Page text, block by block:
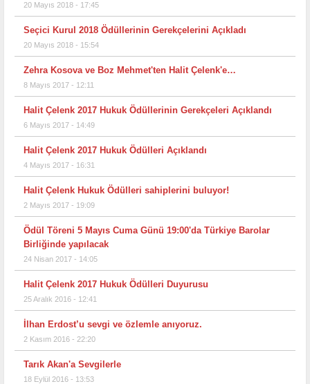
20 Mayıs 2018 - 17:45
Seçici Kurul 2018 Ödüllerinin Gerekçelerini Açıkladı
20 Mayıs 2018 - 15:54
Zehra Kosova ve Boz Mehmet'ten Halit Çelenk'e…
8 Mayıs 2017 - 12:11
Halit Çelenk 2017 Hukuk Ödüllerinin Gerekçeleri Açıklandı
6 Mayıs 2017 - 14:49
Halit Çelenk 2017 Hukuk Ödülleri Açıklandı
4 Mayıs 2017 - 16:31
Halit Çelenk Hukuk Ödülleri sahiplerini buluyor!
2 Mayıs 2017 - 19:09
Ödül Töreni 5 Mayıs Cuma Günü 19:00'da Türkiye Barolar
Birliğinde yapılacak
24 Nisan 2017 - 14:05
Halit Çelenk 2017 Hukuk Ödülleri Duyurusu
25 Aralık 2016 - 12:41
İlhan Erdost’u sevgi ve özlemle anıyoruz.
2 Kasım 2016 - 22:20
Tarık Akan'a Sevgilerle
18 Eylül 2016 - 13:53